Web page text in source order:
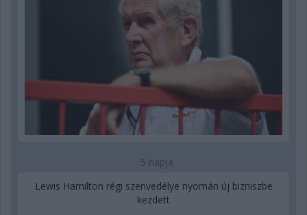
5 napja
Lewis Hamilton régi szenvedélye nyomán új bizniszbe
kezdett